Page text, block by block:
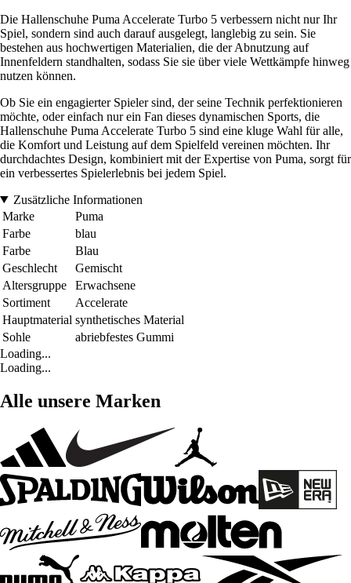
Die Hallenschuhe Puma Accelerate Turbo 5 verbessern nicht nur Ihr
Spiel, sondern sind auch darauf ausgelegt, langlebig zu sein. Sie
bestehen aus hochwertigen Materialien, die der Abnutzung auf
Innenfeldern standhalten, sodass Sie sie über viele Wettkämpfe hinweg
nutzen können.
Ob Sie ein engagierter Spieler sind, der seine Technik perfektionieren
möchte, oder einfach nur ein Fan dieses dynamischen Sports, die
Hallenschuhe Puma Accelerate Turbo 5 sind eine kluge Wahl für alle,
die Komfort und Leistung auf dem Spielfeld vereinen möchten. Ihr
durchdachtes Design, kombiniert mit der Expertise von Puma, sorgt für
ein verbessertes Spielerlebnis bei jedem Spiel.
Zusätzliche Informationen
Marke
Puma
Farbe
blau
Farbe
Blau
Geschlecht
Gemischt
Altersgruppe
Erwachsene
Sortiment
Accelerate
Hauptmaterial synthetisches Material
Sohle
abriebfestes Gummi
Loading...
Loading...
Alle unsere Marken